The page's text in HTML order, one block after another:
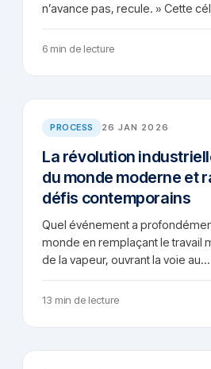
n’avance pas, recule. » Cette
6 min de lecture
PROCESS 26 JAN 2026
La révolution
du monde moderne et
défis contemporains
Quel événement a
monde en remplaçant le travail
de la vapeur, ouvrant la voie au…
13 min de lecture